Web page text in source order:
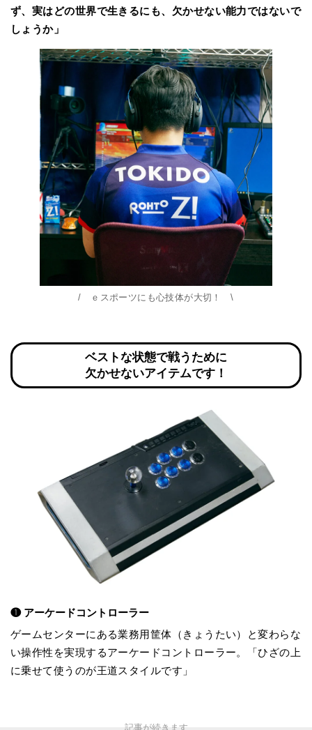
ず、実はどの世界で生きるにも、欠かせない能力ではないで
しょうか」
/ ｅスポーツにも心技体が大切！ \
ベストな状態で戦うために
欠かせないアイテムです！
❶ アーケードコントローラー
ゲームセンターにある業務用筐体（きょうたい）と変わらな
い操作性を実現するアーケードコントローラー。「ひざの上
に乗せて使うのが王道スタイルです」